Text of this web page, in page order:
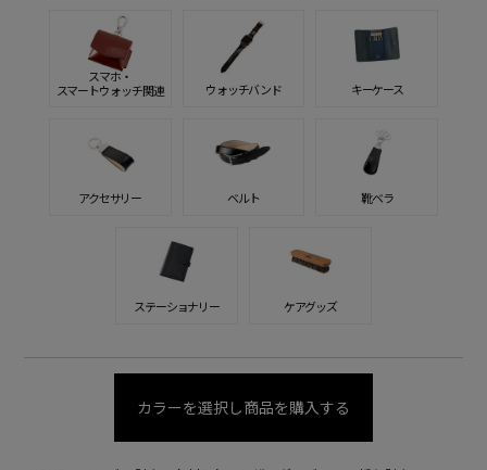
スマホ・
スマートウォッチ関連
ウォッチバンド キーケース
アクセサリー ベルト 靴ベラ
ステーショナリー ケアグッズ
カラーを選択し商品を購入する